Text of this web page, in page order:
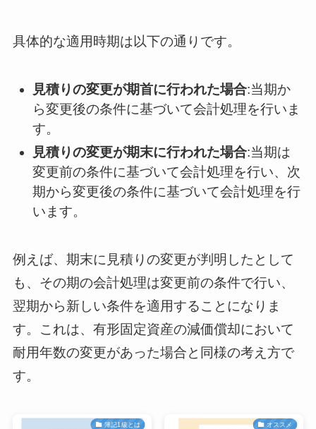
具体的な適用時期は以下の通りです。
見積りの変更が期首に行われた場合:当期か
ら変更後の条件に基づいて会計処理を行いま
す。
見積りの変更が期末に行われた場合:当期は
変更前の条件に基づいて会計処理を行い、次
期から変更後の条件に基づいて会計処理を行
います。
例えば、期末に見積りの変更が判明したとして
も、その期の会計処理は変更前の条件で行い、
翌期から新しい条件を適用することになりま
す。これは、有形固定資産の減価償却において
耐用年数の変更があった場合と同様の考え方で
す。
簿記1級とは オススメ